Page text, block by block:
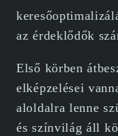
az érdeklődők
Első körben
elképzelései
aloldalra lenne
és színvilág áll